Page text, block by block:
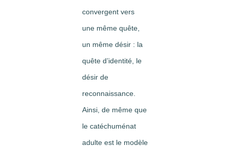
convergent vers
une même quête,
un même désir : la
quête d’identité, le
désir de
reconnaissance.
Ainsi, de même que
le catéchuménat
adulte est le modèle